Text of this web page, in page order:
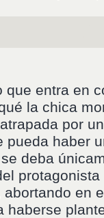
que entra en
la chica
por
pueda haber
deba
en
haberse